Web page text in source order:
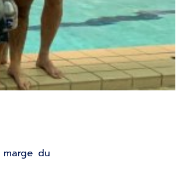
du